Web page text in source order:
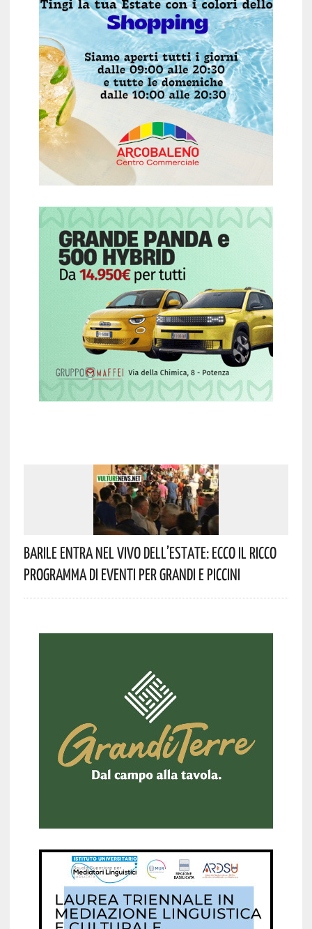
Barile Entra Nel Vivo Dell’estate: Ecco Il Ricco
Programma Di Eventi Per Grandi E Piccini